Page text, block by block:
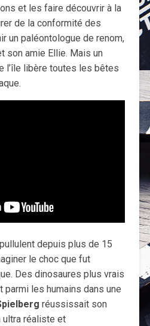
et les faire découvrir à la
de la conformité des
un paléontologue de renom,
son amie Ellie. Mais un
l’île libère toutes les bêtes
depuis plus de 15
le choc que fut
Des dinosaures plus vrais
parmi les humains dans une
réussissait son
ultra réaliste et